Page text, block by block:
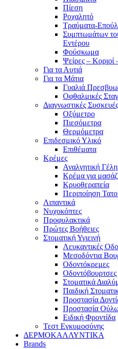
Πίεση
Ροχαλητό
Τραύματα-
Συμπτωμάτων
Εντέρου
Φούσκωμα
Ψείρες – Κοριοί
Για τα Αυτιά
Για τα Μάτια
Γυαλιά
Οφθαλμικές
Διαγνωστικές Συσκευές
Οξύμετρο
Πιεσόμετρα
Θερμόμετρα
Επιδεσμικό Υλικό
Επιθέματα
Κρέμες
Αναλγητική Γέλη
Κρέμα για μασάζ
Κρυοθεραπεία
Περιποίηση
Λιπαντικά
Νυχοκόπτες
Προφυλακτικά
Πρώτες Βοήθειες
Στοματική Υγιεινή
Λευκαντικές
Μεσοδόντια
Οδοντόκρεμες
Οδοντόβουρτσες
Στοματικά
Παιδική
Προστασία
Προστασία
Ειδική Φροντίδα
Τεστ Εγκυμοσύνης
ΔΕΡΜΟΚΑΛΛΥΝΤΙΚΑ
Brands